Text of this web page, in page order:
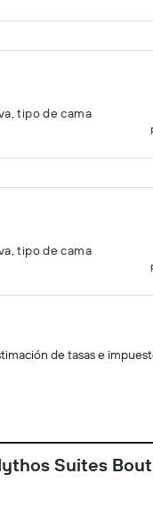
tipo de cama
tipo de cama
de tasas e
Suites